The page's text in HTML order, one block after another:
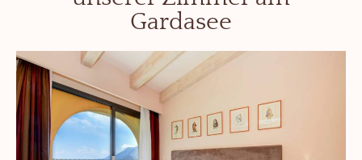
Gardasee